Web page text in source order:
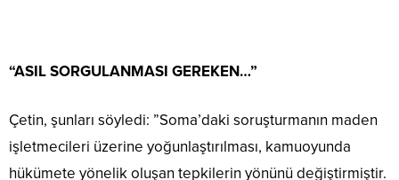
“ASIL SORGULANMASI GEREKEN…”
Çetin, şunları söyledi: ”Soma’daki soruşturmanın maden
işletmecileri üzerine yoğunlaştırılması, kamuoyunda
hükümete yönelik oluşan tepkilerin yönünü değiştirmiştir.